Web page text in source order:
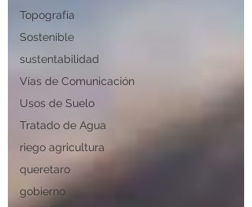
Topografía
Sostenible
sustentabilidad
Vías de Comunicación
Usos de Suelo
Tratado de Agua
riego agricultura
queretaro
gobierno